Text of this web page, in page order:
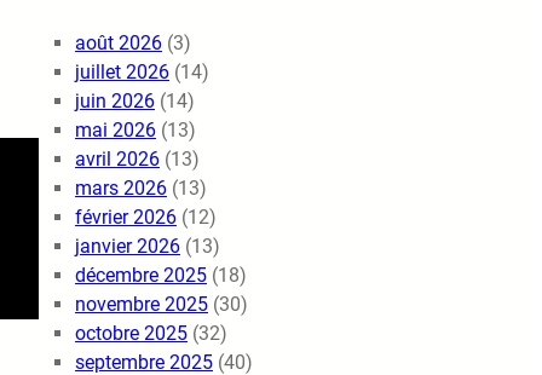
août 2026 (3)
juillet 2026 (14)
juin 2026 (14)
mai 2026 (13)
avril 2026 (13)
mars 2026 (13)
février 2026 (12)
janvier 2026 (13)
décembre 2025 (18)
novembre 2025 (30)
octobre 2025 (32)
septembre 2025 (40)